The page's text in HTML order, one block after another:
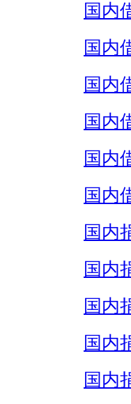
国内
国内
国内
国内
国内
国内
国内
国内
国内
国内
国内